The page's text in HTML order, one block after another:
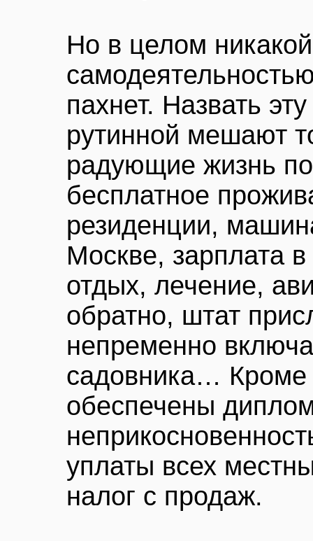
Но в целом
пахнет. Назвать
рутинной мешают
радующие жизнь
бесплатное
резиденции,
Москве, зарплата
отдых, лечение,
обратно, штат
непременно
садовника… Кроме
обеспечены
уплаты всех
налог с продаж.